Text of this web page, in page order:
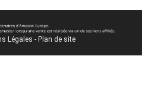
Légales - Plan de site